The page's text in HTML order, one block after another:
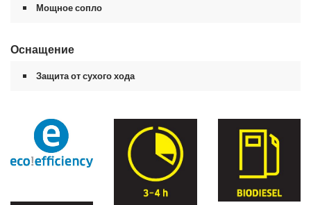
Мощное сопло
Оснащение
Защита от сухого хода